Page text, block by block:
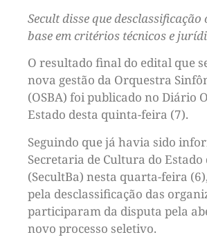
Secult disse que
base em critérios técnicos e
O resultado final do edital que
nova gestão da Orquestra
(OSBA) foi publicado no Diário
Estado desta quinta-feira (7).
Seguindo que já havia sido
Secretaria de Cultura do Estado
(SecultBa) nesta quarta-feira
pela desclassificação das
participaram da disputa pela
novo processo seletivo.